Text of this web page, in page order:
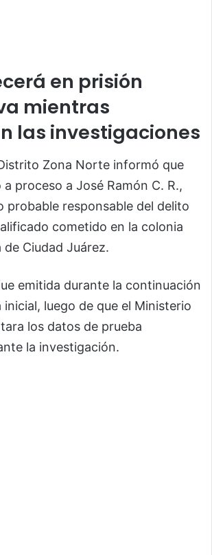
en prisión
mientras
las investigaciones
Zona Norte informó que
proceso a José Ramón C. R.,
probable responsable del delito
cometido en la colonia
Ciudad Juárez.
emitida durante la continuación
inicial, luego de que el Ministerio
los datos de prueba
la investigación.